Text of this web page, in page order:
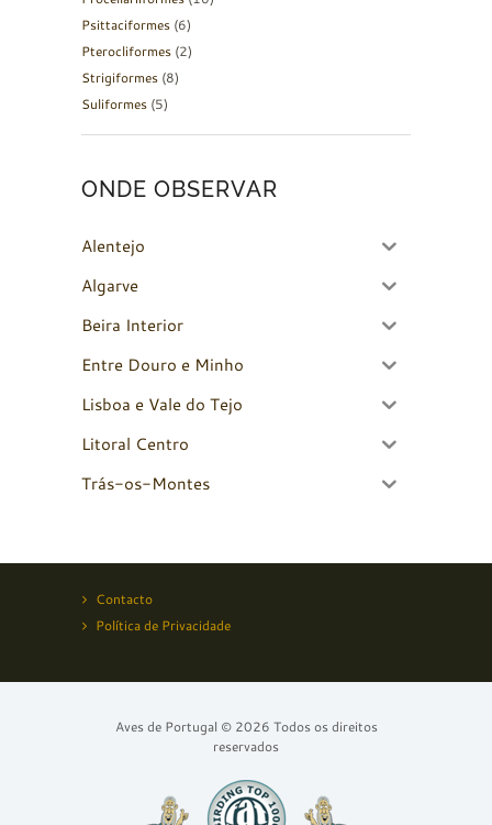
Psittaciformes (6)
Pterocliformes (2)
Strigiformes (8)
Suliformes (5)
ONDE OBSERVAR
Alentejo
Algarve
Beira Interior
Entre Douro e Minho
Lisboa e Vale do Tejo
Litoral Centro
Trás-os-Montes
Contacto
Política de Privacidade
Aves de Portugal © 2026 Todos os direitos
reservados